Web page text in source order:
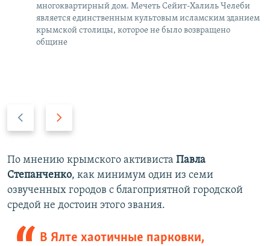
многоквартирный дом. Мечеть Сейит-Халиль Челеби
является единственным культовым исламским зданием
крымской столицы, которое не было возвращено
общине
д
ы
д
у
д
у
ю
щ
й
По мнению крымского активиста Павла
Степанченко, как минимум один из семи
озвученных городов с благоприятной городской
средой не достоин этого звания.
В Ялте хаотичные парковки,